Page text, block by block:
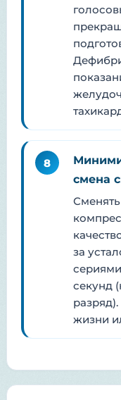
8
смена
за
секунд
жизни